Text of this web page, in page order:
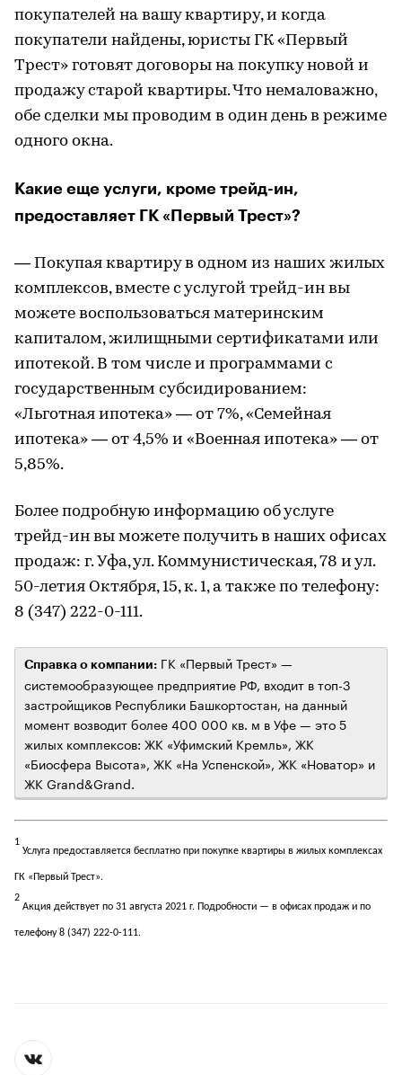
покупателей на вашу квартиру, и когда
покупатели найдены, юристы ГК «Первый
Трест» готовят договоры на покупку новой и
продажу старой квартиры. Что немаловажно,
обе сделки мы проводим в один день в режиме
одного окна.
Какие еще услуги, кроме трейд-ин,
предоставляет ГК «Первый Трест»?
— Покупая квартиру в одном из наших жилых
комплексов, вместе с услугой трейд-ин вы
можете воспользоваться материнским
капиталом, жилищными сертификатами или
ипотекой. В том числе и программами с
государственным субсидированием:
«Льготная ипотека» — от 7%, «Семейная
ипотека» — от 4,5% и «Военная ипотека» — от
5,85%.
Более подробную информацию об услуге
трейд-ин вы можете получить в наших офисах
продаж: г. Уфа, ул. Коммунистическая, 78 и ул.
50-летия Октября, 15, к. 1, а также по телефону:
8 (347) 222-0-111.
Справка о компании: ГК «Первый Трест» —
системообразующее предприятие РФ, входит в топ-3
застройщиков Республики Башкортостан, на данный
момент возводит более 400 000 кв. м в Уфе — это 5
жилых комплексов: ЖК «Уфимский Кремль», ЖК
«Биосфера Высота», ЖК «На Успенской», ЖК «Новатор» и
ЖК Grand&Grand.
1
Услуга предоставляется бесплатно при покупке квартиры в жилых комплексах
ГК «Первый Трест».
2
Акция действует по 31 августа 2021 г. Подробности — в офисах продаж и по
телефону 8 (347) 222-0-111.